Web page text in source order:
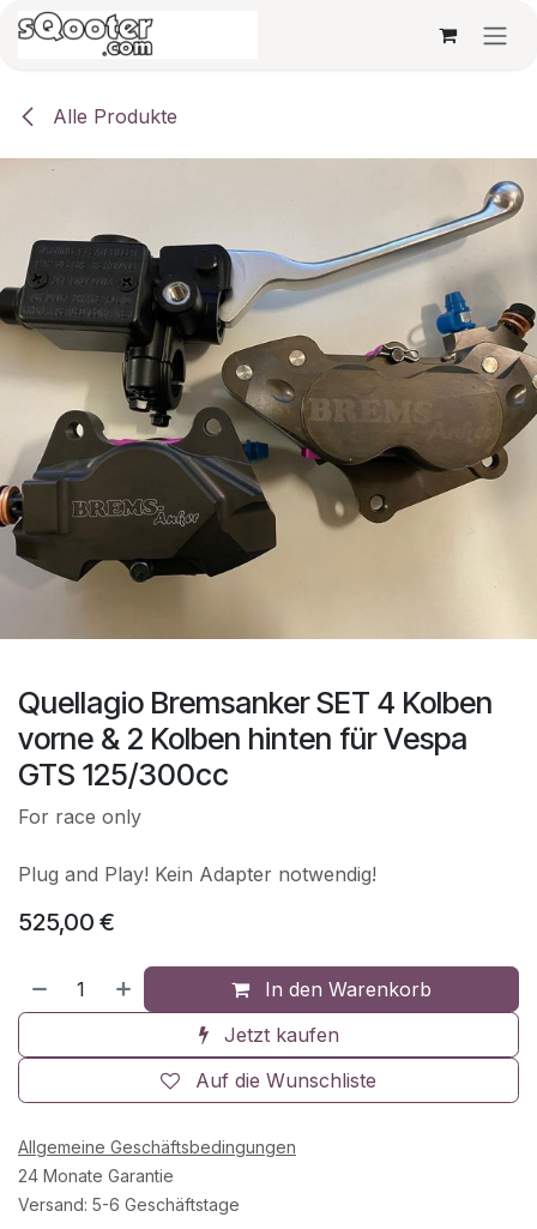
Zum Inhalt springen
Alle Produkte
Quellagio Bremsanker SET 4 Kolben
vorne & 2 Kolben hinten für Vespa
GTS 125/300cc
For race only
Plug and Play! Kein Adapter notwendig!
525,00 €
In den Warenkorb
Jetzt kaufen
Auf die Wunschliste
Allgemeine Geschäftsbedingungen
24 Monate Garantie
Versand: 5-6 Geschäftstage